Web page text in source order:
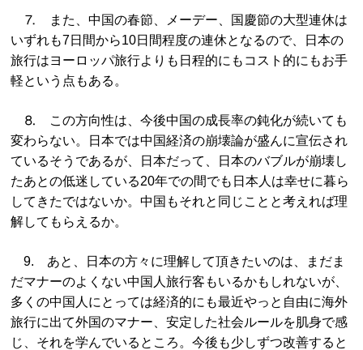
⒎ また、中国の春節、メーデー、国慶節の大型連休は
いずれも7日間から10日間程度の連休となるので、日本の
旅行はヨーロッパ旅行よりも日程的にもコスト的にもお手
軽という点もある。
⒏ この方向性は、今後中国の成長率の鈍化が続いても
変わらない。日本では中国経済の崩壊論が盛んに宣伝され
ているそうであるが、日本だって、日本のバブルが崩壊し
たあとの低迷している20年での間でも日本人は幸せに暮ら
してきたではないか。中国もそれと同じことと考えれば理
解してもらえるか。
9. あと、日本の方々に理解して頂きたいのは、まだま
だマナーのよくない中国人旅行客もいるかもしれないが、
多くの中国人にとっては経済的にも最近やっと自由に海外
旅行に出て外国のマナー、安定した社会ルールを肌身で感
じ、それを学んでいるところ。今後も少しずつ改善すると